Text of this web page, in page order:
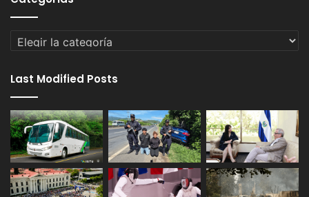
Categorías
Last Modified Posts